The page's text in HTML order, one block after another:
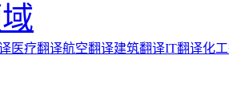
医疗翻译航空翻译建筑翻译IT翻译化